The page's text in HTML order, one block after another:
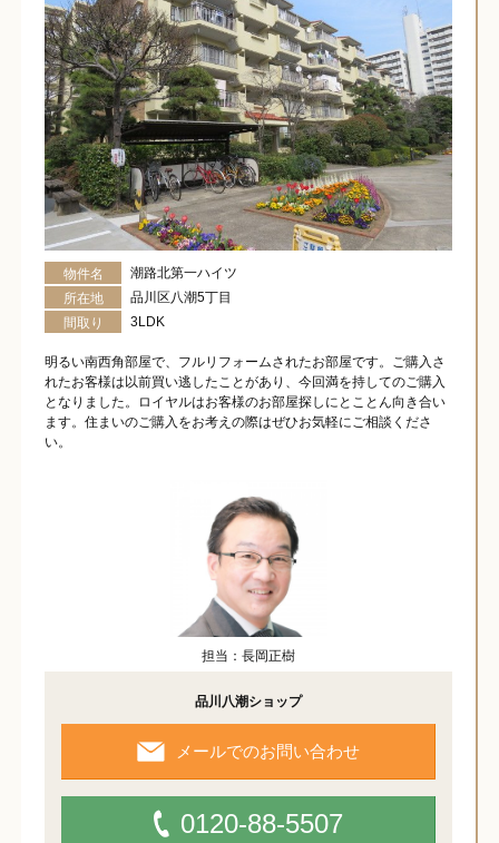
物件名
潮路北第一ハイツ
所在地
品川区八潮5丁目
間取り
3LDK
明るい南西角部屋で、フルリフォームされたお部屋です。ご購入さ
れたお客様は以前買い逃したことがあり、今回満を持してのご購入
となりました。ロイヤルはお客様のお部屋探しにとことん向き合い
ます。住まいのご購入をお考えの際はぜひお気軽にご相談くださ
い。
担当：長岡正樹
品川八潮ショップ
メールでのお問い合わせ
0120-88-5507